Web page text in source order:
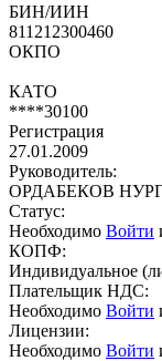
БИН/ИИН
811212300460
ОКПО
КАТО
****30100
Регистрация
27.01.2009
Руководитель:
ОРДАБЕКОВ
Статус:
Необходимо Войти
КОПФ:
Индивидуальное
Плательщик НДС:
Необходимо Войти
Лицензии:
Необходимо Войти